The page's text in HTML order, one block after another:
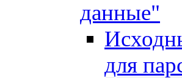
данные"
для